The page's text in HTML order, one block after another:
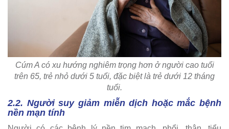
Cúm A có xu hướng nghiêm trọng hơn ở người cao tuổi
trên 65, trẻ nhỏ dưới 5 tuổi, đặc biệt là trẻ dưới 12 tháng
tuổi.
2.2. Người suy giảm miễn dịch hoặc mắc bệnh
nền mạn tính